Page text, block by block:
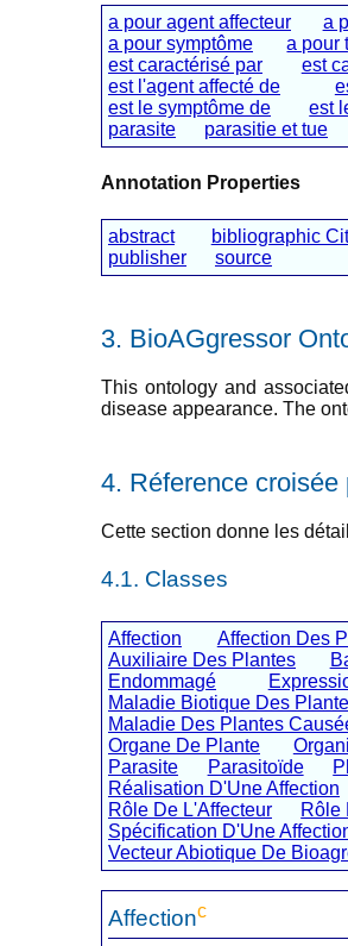
a pour agent affecteur a
a pour symptôme
a pour
est caractérisé par
est
est l'agent affecté de
est le symptôme de
est
parasite
parasitie et tue
Annotation Properties
abstract bibliographic
publisher
source
BioAGgressor
This ontology and
disease appearance. The
Réference
Cette section donne les
Classes
Affection Affection Des
Auxiliaire Des Plantes
Endommagé
Maladie Biotique Des
Maladie Des Plantes
Organe De Plante
Parasite
Parasitoïde
Réalisation D'Une Affection
Rôle De L'Affecteur
Rôle
Spécification D'Une
Vecteur Abiotique De
Affectionc